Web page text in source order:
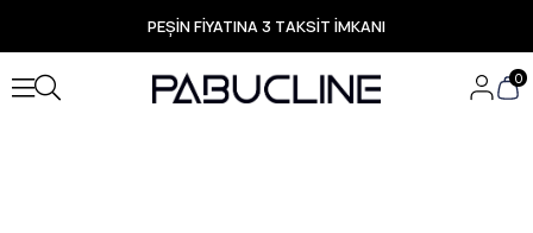
PEŞİN FİYATINA 3 TAKSİT İMKANI
TÜM ÜRÜNLERDE ÜCRETSİZ KARGO
Yeni Sezon Ürünlerde Özel Fırsatlar
Seçili Ürünlerde Hızlı Teslimat
0